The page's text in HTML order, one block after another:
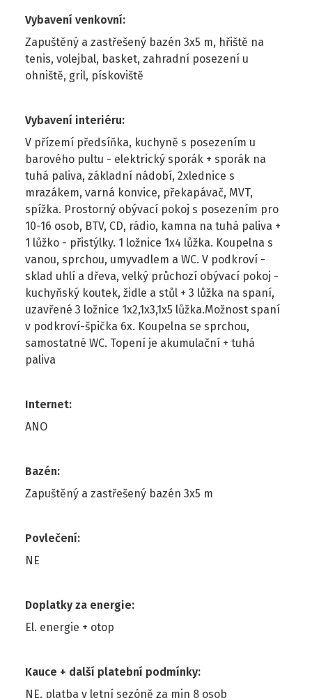
Vybavení venkovní:
Zapuštěný a zastřešený bazén 3x5 m, hřiště na
tenis, volejbal, basket, zahradní posezení u
ohniště, gril, pískoviště
Vybavení interiéru:
V přízemí předsíňka, kuchyně s posezením u
barového pultu - elektrický sporák + sporák na
tuhá paliva, základní nádobí, 2xlednice s
mrazákem, varná konvice, překapávač, MVT,
spížka. Prostorný obývací pokoj s posezením pro
10-16 osob, BTV, CD, rádio, kamna na tuhá paliva +
1 lůžko - přistýlky. 1 ložnice 1x4 lůžka. Koupelna s
vanou, sprchou, umyvadlem a WC. V podkroví -
sklad uhlí a dřeva, velký průchozí obývací pokoj -
kuchyňský koutek, židle a stůl + 3 lůžka na spaní,
uzavřené 3 ložnice 1x2,1x3,1x5 lůžka.Možnost spaní
v podkroví-špička 6x. Koupelna se sprchou,
samostatné WC. Topení je akumulační + tuhá
paliva
Internet:
ANO
Bazén:
Zapuštěný a zastřešený bazén 3x5 m
Povlečení:
NE
Doplatky za energie:
El. energie + otop
Kauce + další platební podmínky:
NE, platba v letní sezóně za min 8 osob